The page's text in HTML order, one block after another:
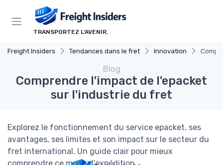
TRANSPORTEZ L'AVENIR.
Freight Insiders Tendances dans le fret Innovation
Blog
Comprendre l'impact de l'epacket
sur l'industrie du fret
Explorez le fonctionnement du service epacket, ses
avantages, ses limites et son impact sur le secteur du
fret international. Un guide clair pour mieux
Panneau de gestion des cookies